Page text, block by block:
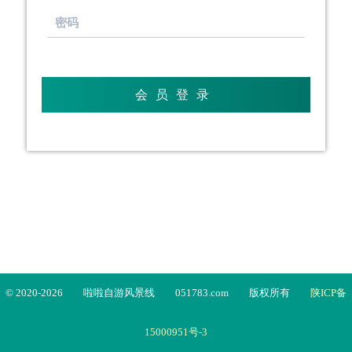
© 2020-2026 啦啦自游风景线 051783.com 版权所有 陕ICP备
15000951号-3